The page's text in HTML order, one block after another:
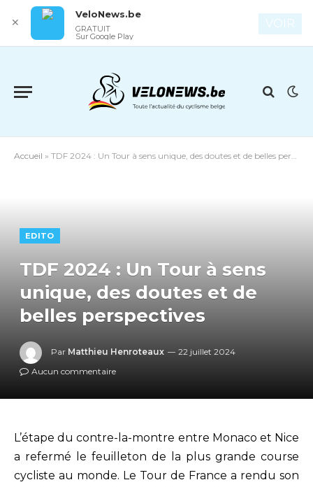
Accueil » TDF 2024 : Un Tour à sens unique, des doutes et de belles perspectives
EDITO
TDF 2024 : Un Tour à sens
unique, des doutes et de
belles perspectives
Par Matthieu Henroteaux
22 juillet 2024
Aucun commentaire
L’étape du contre-la-montre entre Monaco et Nice
a refermé le feuilleton de la plus grande course
cycliste au monde. Le Tour de France a rendu son
✕
VeloNews.be
GRATUIT
Sur Google Play
VOIR